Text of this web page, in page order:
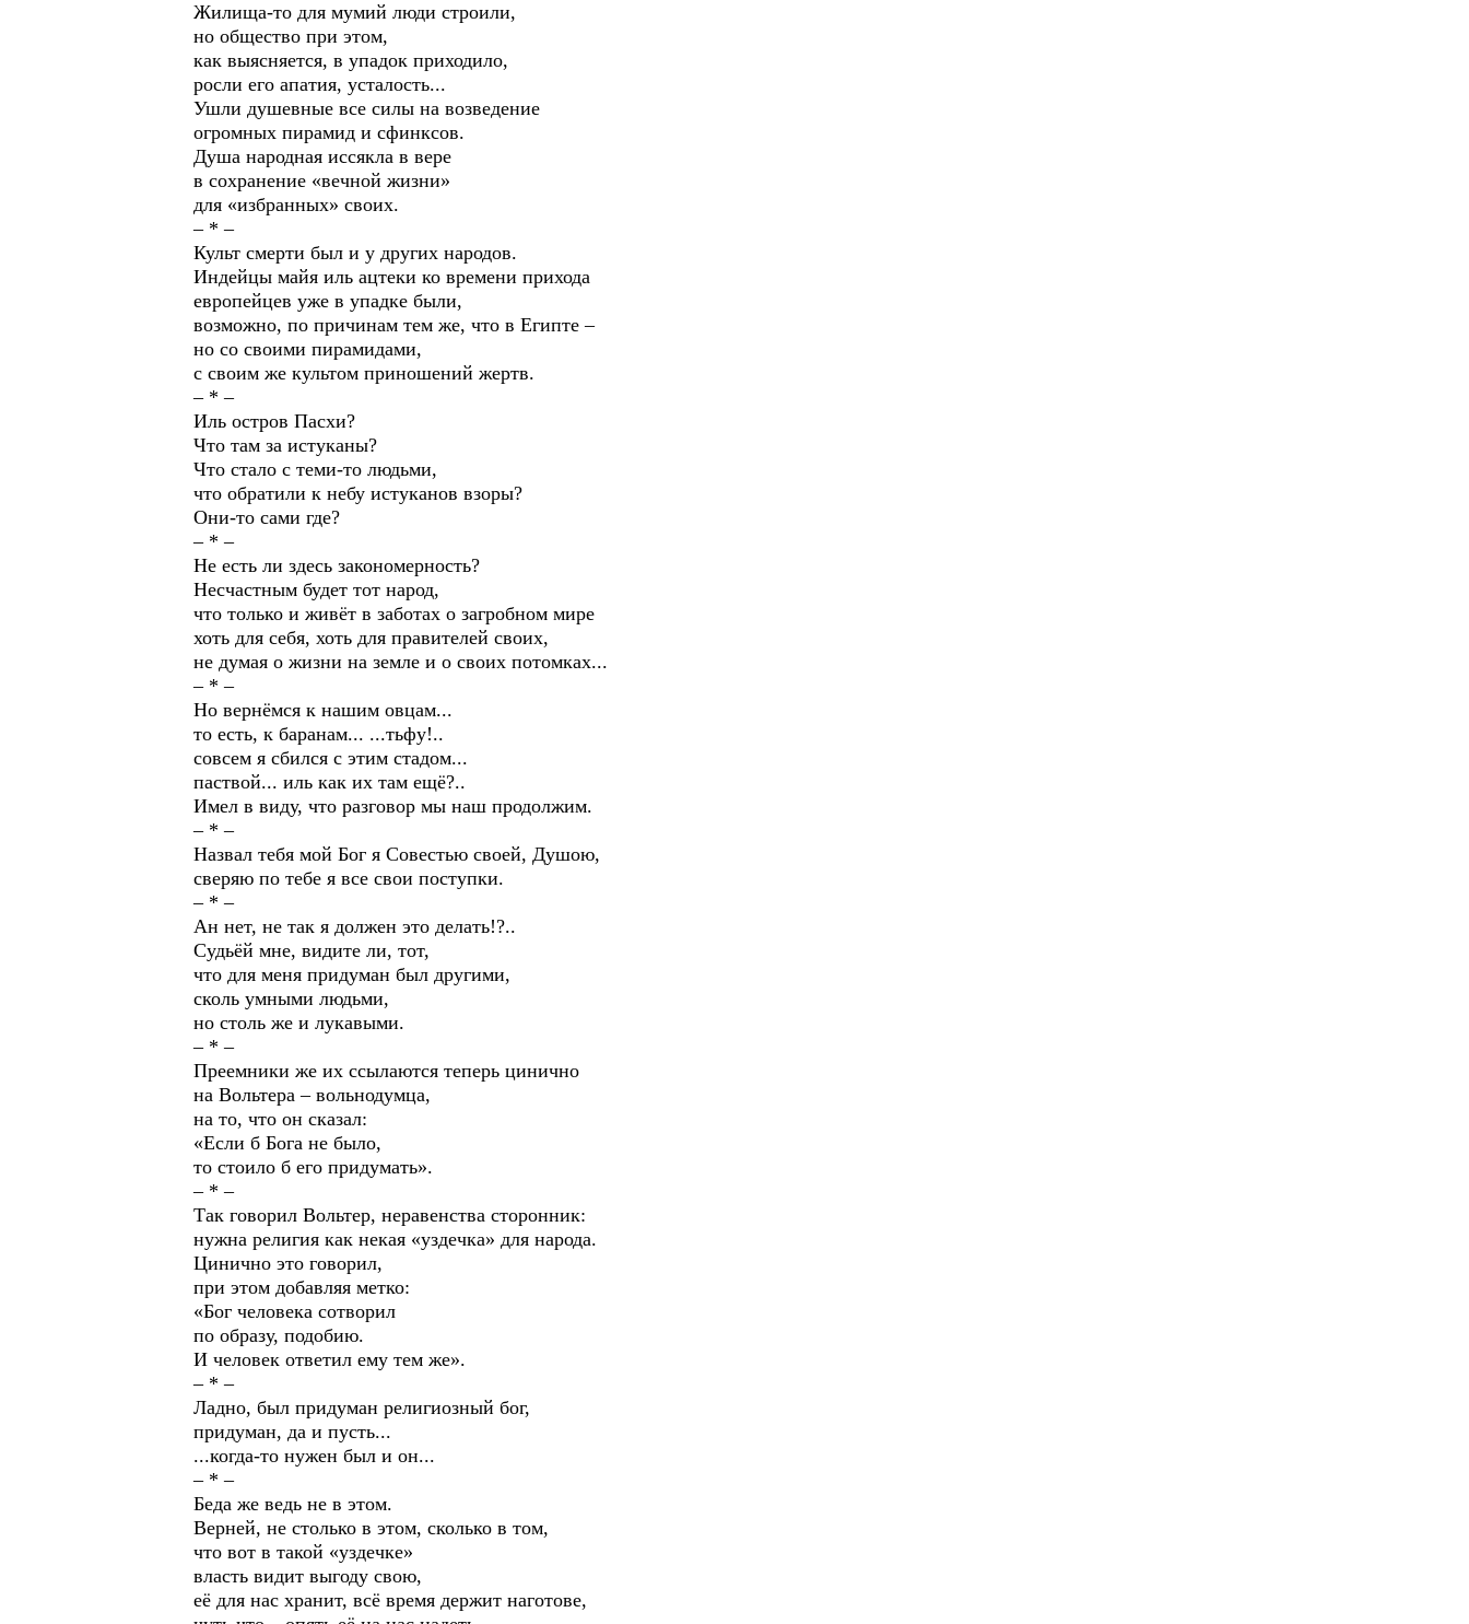
Жилища-то для мумий люди строили,
но общество при этом,
как выясняется, в упадок приходило,
росли его апатия, усталость...
Ушли душевные все силы на возведение
огромных пирамид и сфинксов.
Душа народная иссякла в вере
в сохранение «вечной жизни»
для «избранных» своих.
– * –
Культ смерти был и у других народов.
Индейцы майя иль ацтеки ко времени прихода
европейцев уже в упадке были,
возможно, по причинам тем же, что в Египте –
но со своими пирамидами,
с своим же культом приношений жертв.
– * –
Иль остров Пасхи?
Что там за истуканы?
Что стало с теми-то людьми,
что обратили к небу истуканов взоры?
Они-то сами где?
– * –
Не есть ли здесь закономерность?
Несчастным будет тот народ,
что только и живёт в заботах о загробном мире
хоть для себя, хоть для правителей своих,
не думая о жизни на земле и о своих потомках...
– * –
Но вернёмся к нашим овцам...
то есть, к баранам... ...тьфу!..
совсем я сбился с этим стадом...
паствой... иль как их там ещё?..
Имел в виду, что разговор мы наш продолжим.
– * –
Назвал тебя мой Бог я Совестью своей, Душою,
сверяю по тебе я все свои поступки.
– * –
Ан нет, не так я должен это делать!?..
Судьёй мне, видите ли, тот,
что для меня придуман был другими,
сколь умными людьми,
но столь же и лукавыми.
– * –
Преемники же их ссылаются теперь цинично
на Вольтера – вольнодумца,
на то, что он сказал:
«Если б Бога не было,
то стоило б его придумать».
– * –
Так говорил Вольтер, неравенства сторонник:
нужна религия как некая «уздечка» для народа.
Цинично это говорил,
при этом добавляя метко:
«Бог человека сотворил
по образу, подобию.
И человек ответил ему тем же».
– * –
Ладно, был придуман религиозный бог,
придуман, да и пусть...
...когда-то нужен был и он...
– * –
Беда же ведь не в этом.
Верней, не столько в этом, сколько в том,
что вот в такой «уздечке»
власть видит выгоду свою,
её для нас хранит, всё время держит наготове,